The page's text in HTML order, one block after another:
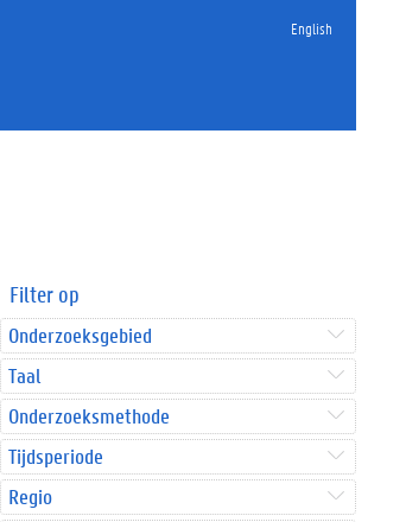
English
Filter op
Onderzoeksgebied
Taal
Onderzoeksmethode
Tijdsperiode
Regio